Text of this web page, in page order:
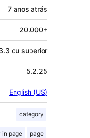
7 anos atrás
20.000+
3.3 ou superior
5.2.25
English (US)
category
in page page